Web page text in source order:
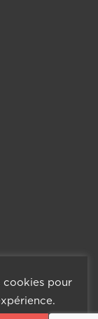
cookies pour